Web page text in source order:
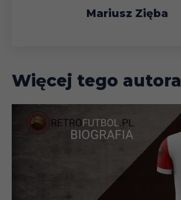
Mariusz Zięba
Więcej tego autora